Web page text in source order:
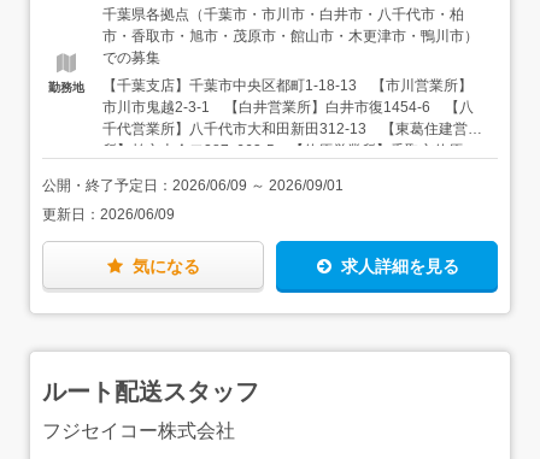
しながら、必要なときにすぐに対応できるように、関係性
を構築していきます。＜入社後の流れ＞入社後は各営業所
で、半年間の研修を行います。この間は専任のトレーナー
がついて、さまざまなフォローを行うほか、営業所全体、
あるいは本社の採用担当者も含めて丁寧に教育します。い
きなり営業に出るのではなく、下記のようなステップで着
実に商品知識・仕事の流れを覚えていきます。◇商品管理
住宅設備（キッチン・お風呂など）・空調機器（エアコン
類）・管材（パイプなど）を保管する倉庫で受注品の準備
ます。また、事務業務も担当し、電話応対や書類作成、デ
ータ入力などを経験します。↓◇ルート営業同じ営業担当の
先輩に同行しながらお客様に顔と名前を覚えていただきま
す。数ヶ月かけて引継ぎを行い、最終的には20～30社のお
アが主な訪問先です★まずは普通自動車運転免許があれば
て働きたい、安定した環境で落ち着きたいなど、そんな希
望がある方も当社で叶えられます。
勤務地
千葉県各拠点（千葉市・市川市・白井市・八千代市・柏
市・香取市・旭市・茂原市・館山市・木更津市・鴨川市）
での募集
【千葉支店】千葉市中央区都町1-18-13 【市川営業所】
市川市鬼越2-3-1 【白井営業所】白井市復1454-6 【八
千代営業所】八千代市大和田新田312-13 【東葛住建営業
所】柏市十余二287ｰ663‐5 【佐原営業所】香取市佐原ロ
原市町保12 【館山営業所】館山市正木787-2 【木更津
営業所】木更津市長須賀1753 【鴨川営業所】鴨川市滑谷
740-4 ★面接時にご希望のエリアをお伝えください
公開・終了予定日： 2026/06/09 ～ 2026/09/01
更新日： 2026/06/09
気になる 求人詳細を見る
ルート配送スタッフ
フジセイコー株式会社